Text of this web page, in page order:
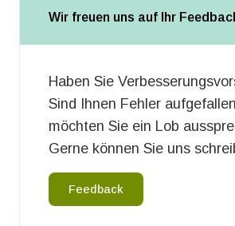
Wir freuen uns auf Ihr
Haben Sie
Sind Ihnen Fehler
möchten Sie ein Lob
Gerne können Sie uns
Feedback